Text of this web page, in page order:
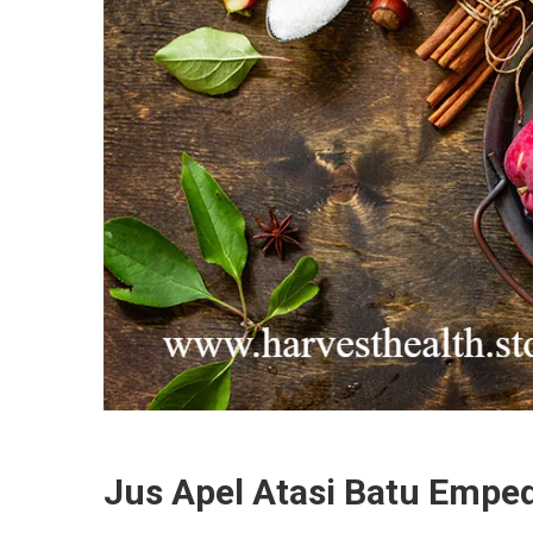
Jus Apel Atasi Batu